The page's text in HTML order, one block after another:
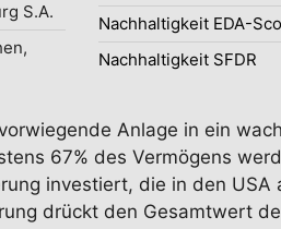
S.A.
Nachhaltigkeit EDA-
Nachhaltigkeit SFDR
Anlage in ein
67% des Vermögens
investiert, die in den
drückt den Gesamtwert